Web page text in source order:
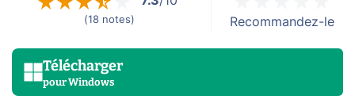
(18 notes) Recommandez-le
Télécharger
pourWindows